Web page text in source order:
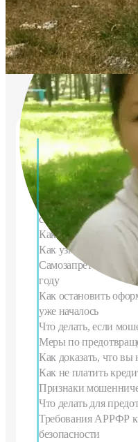
Эксперт по
TodayFinance
08.01.2026
23.04.2026
865
5
Содержание
Могут ли
Как мошенники
схемы
Как мошенники
Как узнать, что на
Самозапрет на
году
Как остановить
уже началось
Что делать, если
Меры по
Как доказать, что
Как не платить
Признаки
Что делать для
Требования АРРФР
безопасности